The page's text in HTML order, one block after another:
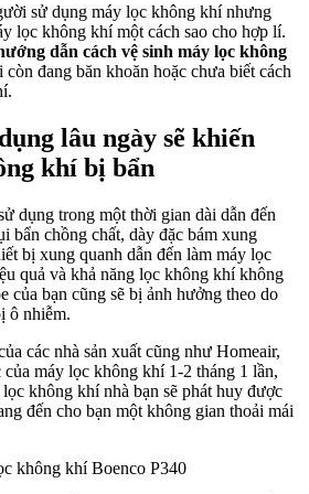
sử dụng máy lọc không khí nhưng
lọc không khí một cách sao cho hợp lí.
dẫn cách vệ sinh máy lọc không
còn đang băn khoăn hoặc chưa biết cách
lâu ngày sẽ khiến
khí bị bẩn
dụng trong một thời gian dài dẫn đến
bẩn chồng chất, dày đặc bám xung
bị xung quanh dẫn đến làm máy lọc
quả và khả năng lọc không khí không
của bạn cũng sẽ bị ảnh hưởng theo do
ô nhiễm.
các nhà sản xuất cũng như Homeair,
của máy lọc không khí 1-2 tháng 1 lần,
không khí nhà bạn sẽ phát huy được
đến cho bạn một không gian thoải mái